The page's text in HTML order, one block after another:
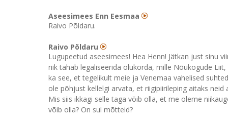
Aseesimees Enn Eesmaa
Raivo Põldaru.
Raivo Põldaru
Lugupeetud aseesimees! Hea Henn! Jätkan just sinu
riik tahab legaliseerida olukorda, mille Nõukogude
ka see, et tegelikult meie ja Venemaa vahelised
ole põhjust kellelgi arvata, et riigipiirileping aitaks
Mis siis ikkagi selle taga võib olla, et me oleme
võib olla? On sul mõtteid?